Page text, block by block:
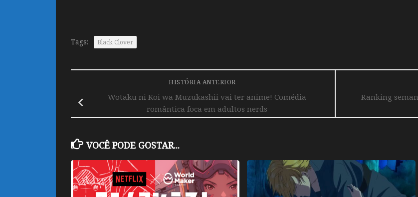
Tags: Black Clover
Ranking
HISTÓRIA ANTERIOR
Wotaku ni Koi wa Muzukashii vai ter anime! Comédia
romântica foca em adultos nerds
VOCÊ PODE GOSTAR...